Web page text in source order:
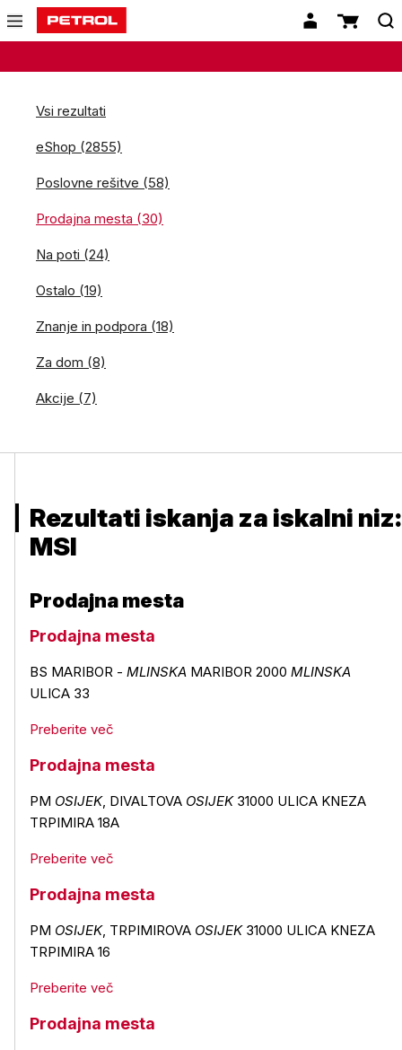
Vsi rezultati
eShop (2855)
Poslovne rešitve (58)
Prodajna mesta (30)
Na poti (24)
Ostalo (19)
Znanje in podpora (18)
Za dom (8)
Akcije (7)
Rezultati iskanja za iskalni niz:
MSI
Prodajna mesta
Prodajna mesta
BS MARIBOR - MLINSKA MARIBOR 2000 MLINSKA
ULICA 33
Preberite več
Prodajna mesta
PM OSIJEK, DIVALTOVA OSIJEK31000 ULICA KNEZA
TRPIMIRA 18A
Preberite več
Prodajna mesta
PM OSIJEK, TRPIMIROVA OSIJEK31000 ULICA KNEZA
TRPIMIRA 16
Preberite več
Prodajna mesta